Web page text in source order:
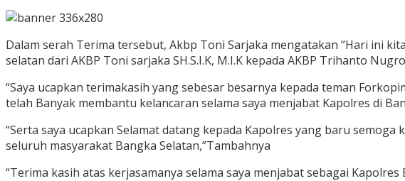
Dalam serah Terima tersebut, Akbp Toni Sarjaka mengatakan “Hari ini
selatan dari AKBP Toni sarjaka SH.S.I.K, M.I.K kepada AKBP Trihanto
“Saya ucapkan terimakasih yang sebesar besarnya kepada teman
telah Banyak membantu kelancaran selama saya menjabat Kapolres di
“Serta saya ucapkan Selamat datang kepada Kapolres yang baru
seluruh masyarakat Bangka Selatan,”Tambahnya
“Terima kasih atas kerjasamanya selama saya menjabat sebagai